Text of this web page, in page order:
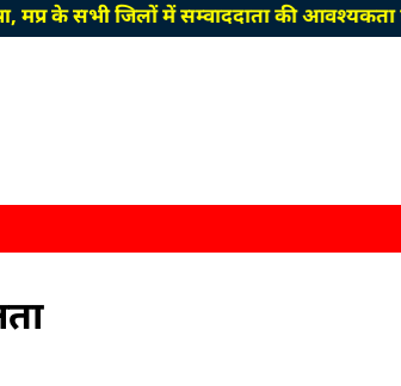
के सभी जिलों में सम्वाददाता की आवश्यकता